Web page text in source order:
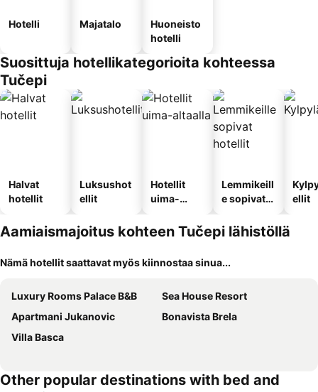
Hotelli Majatalo
Huoneisto
hotelli
Suosittuja hotellikategorioita kohteessa
Tučepi
Halvat
hotellit
Luksushot
ellit
Hotellit
uima-
Lemmikeill
e sopivat
ellit
Aamiaismajoitus kohteen Tučepi lähistöllä
Nämä hotellit saattavat myös kiinnostaa sinua...
Luxury Rooms Palace B&B
Sea House Resort
Apartmani Jukanovic
Bonavista Brela
Villa Basca
Other popular destinations with bed and